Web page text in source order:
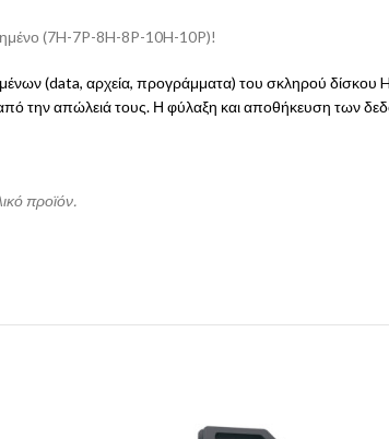
(7H-7P-8H-8P-10H-10P)!
(data, αρχεία, προγράμματα) του σκληρού δίσκου
την απώλειά τους. Η φύλαξη και αποθήκευση των
προϊόν.